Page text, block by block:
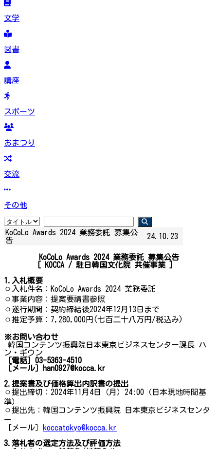
文学
図書
講座
スポーツ
おまつり
交流
その他
KoCoLo Awards 2024 業務委託 募集公
告
24.10.23
KoCoLo Awards 2024 業務委託 募集公告
[ KOCCA / 駐日韓国文化院 共催事業]
1. 入札概要
ㅇ入札件名：KoCoLo Awards 2024 業務委託
ㅇ事業内容：提案要請書参照
ㅇ遂行期間：契約締結後2024年12月13日まで
ㅇ推定予算：7,280,000円(七百二十八万円/税込み)
※お問い合わせ
韓国コンテンツ振興院日本東京ビジネスセンター課長 ハ
ン・ギウン
［電話］ 03-5363-4510
［メール］
han0927@kocca.kr
2. 提案書及び価格算出内訳書の提出
ㅇ提出締切：2024年11月4日（月）24:00（日本現地時間基
準）
ㅇ提出先：韓国コンテンツ振興院 日本東京ビジネスセンタ
ー
［メール］
koccatokyo@kocca.kr
3. 落札者の選定方法及び評価方法